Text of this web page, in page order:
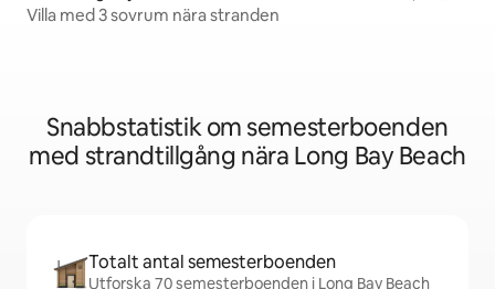
Villa med 3 sovrum nära stranden
Snabbstatistik om semesterboenden
med strandtillgång nära Long Bay Beach
Totalt antal semesterboenden
Utforska 70 semesterboenden i Long Bay Beach